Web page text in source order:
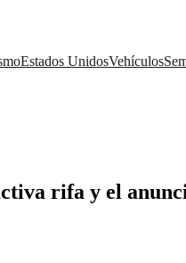
Estados UnidosVehículos
rifa y el